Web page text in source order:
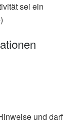
sei ein
und darf